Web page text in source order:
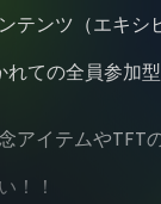
テンツ（エキシ
ての全員参加
アイテムやTFT
！！